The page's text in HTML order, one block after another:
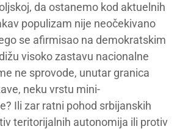
da ostanemo kod aktuelnih
populizam nije neočekivano
se afirmisao na demokratskim
visoko zastavu nacionalne
ne sprovode, unutar granica
neku vrstu mini-
Ili zar ratni pohod srbijanskih
teritorijalnih autonomija ili protiv